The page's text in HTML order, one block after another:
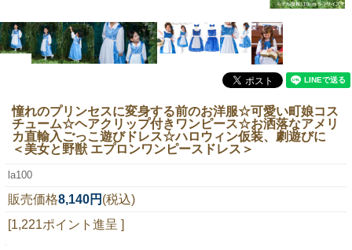
憧れのプリンセスに変身する前のお洋服☆可愛い町娘コス
チューム☆ヘアクリップ付きワンピース☆お洒落なアメリ
カ直輸入ごっこ遊びドレス☆ハロウィン仮装、劇遊びに
＜美女と野獣 エプロンワンピースドレス＞
la100
販売価格8,140円 (税込)
[1,221ポイント進呈 ]
お問い合わせ
0120-221-040
電話受付時間：月～金10:00~16:00 ※祝日除く